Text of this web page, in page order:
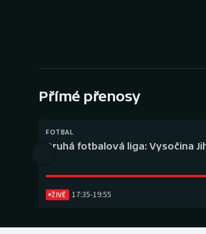
Přímé přenosy
FOTBAL
Druhá fotbalová liga: Vysočina
ŽIVĚ 17:35-19:55